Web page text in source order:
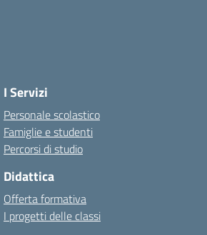
I Servizi
Personale scolastico
Famiglie e studenti
Percorsi di studio
Didattica
Offerta formativa
I progetti delle classi